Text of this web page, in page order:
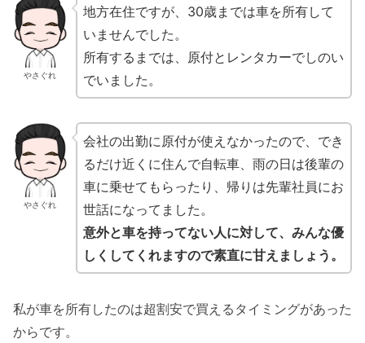
やさぐれ
地方在住ですが、30歳までは車を所有して
いませんでした。
所有するまでは、原付とレンタカーでしのい
でいました。
やさぐれ
会社の出勤に原付が使えなかったので、でき
るだけ近くに住んで自転車、雨の日は後輩の
車に乗せてもらったり、帰りは先輩社員にお
世話になってました。
意外と車を持ってない人に対して、みんな優
しくしてくれますので素直に甘えましょう。
私が車を所有したのは超割安で買えるタイミングがあった
からです。